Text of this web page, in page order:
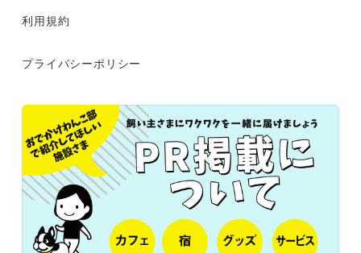
利用規約
プライバシーポリシー